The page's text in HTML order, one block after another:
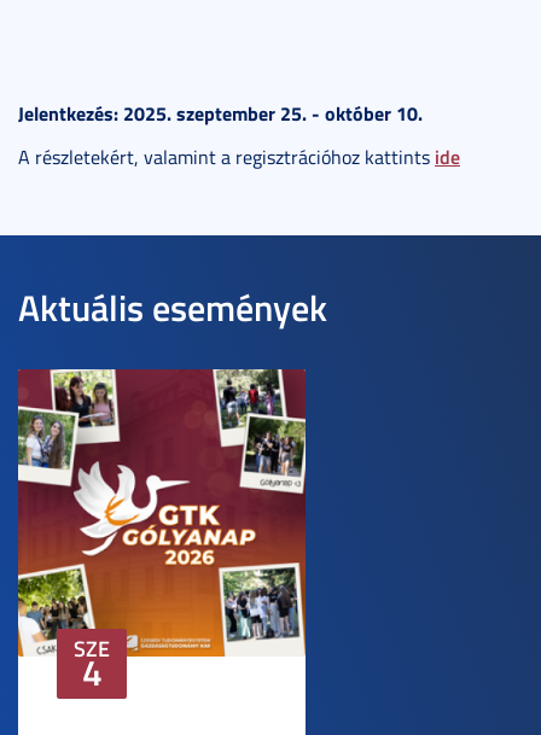
Jelentkezés: 2025. szeptember 25. - október 10.
A részletekért, valamint a regisztrációhoz kattints ide
Aktuális események
SZE
4